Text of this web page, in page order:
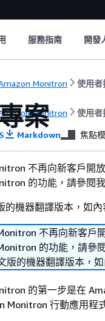
服務指南 開發
Monitron 使用者
Monitron 使用者
案
Markdown 焦點
不再向新客戶開
的功能，請參閱
的機器翻譯版本，如
不再向新客戶
的功能，請參
版的機器翻譯版本，
的第一步是在
Monitron 行動應用程